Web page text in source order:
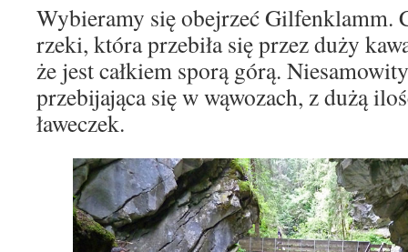
Wybieramy się obejrzeć Gilfenklamm.
rzeki, która przebiła się przez duży
że jest całkiem sporą górą.
przebijająca się w wąwozach, z dużą
ławeczek.